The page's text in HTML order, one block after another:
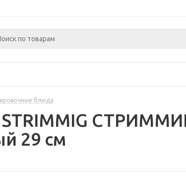
блюда
STRIMMIG
29 см